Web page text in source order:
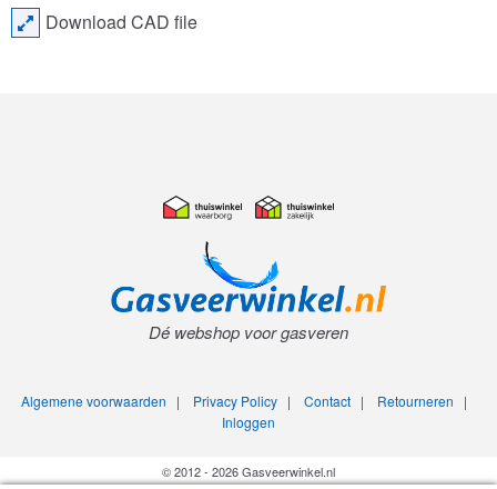
Download CAD file
Dé webshop voor gasveren
Algemene voorwaarden | Privacy Policy| Contact| Retourneren |
Inloggen
© 2012 - 2026 Gasveerwinkel.nl